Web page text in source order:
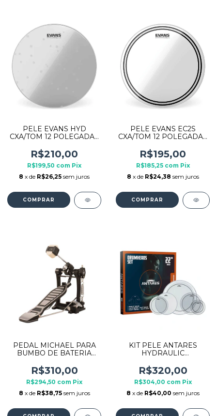
PELE EVANS HYD
CXA/TOM 12 POLEGADAS
R$210,00
R$199,50 com Pix
8 x de R$26,25 sem juros
PELE EVANS EC2S
CXA/TOM 12 POLEGADAS
TRANSPARENTE
R$195,00
R$185,25 com Pix
8 x de R$24,38 sem juros
PEDAL MICHAEL PARA
BUMBO DE BATERIA
PRETO
R$310,00
R$294,50 com Pix
8 x de R$38,75 sem juros
KIT PELE ANTARES
HYDRAULIC
POLEGADAS AHS22
R$320,00
R$304,00 com Pix
8 x de R$40,00 sem juros